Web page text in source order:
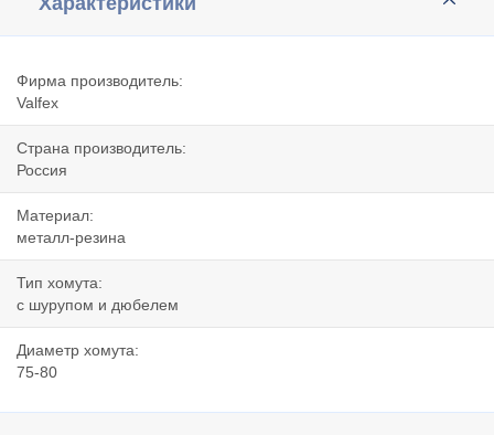
Фирма производитель:
Valfex
Страна производитель:
Россия
Материал:
металл-резина
Тип хомута:
с шурупом и дюбелем
Диаметр хомута:
75-80